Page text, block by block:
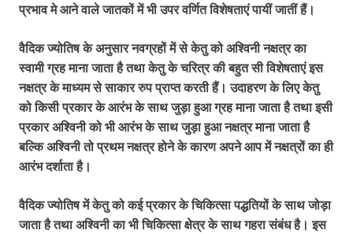
प्रभाव मे आने वाले जातकों में भी उपर वर्णित विशेषताएं पायीं जातीं हैं।
वैदिक ज्योतिष के अनुसार नवग्रहों में से केतु को अश्विनी नक्षत्र का
स्वामी ग्रह माना जाता है तथा केतु के चरित्र की बहुत सी विशेषताएं इस
नक्षत्र के माध्यम से साकार रुप प्राप्त करती हैं। उदाहरण के लिए केतु
को किसी प्रकार के आरंभ के साथ जुड़ा हुआ ग्रह माना जाता है तथा इसी
प्रकार अश्विनी को भी आरंभ के साथ जुड़ा हुआ नक्षत्र माना जाता है
बल्कि अश्विनी तो प्रथम नक्षत्र होने के कारण अपने आप में नक्षत्रों का ही
आरंभ दर्शाता है।
वैदिक ज्योतिष में केतु को कई प्रकार के चिकित्सा पद्धतियों के साथ जोड़ा
जाता है तथा अश्विनी का भी चिकित्सा क्षेत्र के साथ गहरा संबंध है। इस